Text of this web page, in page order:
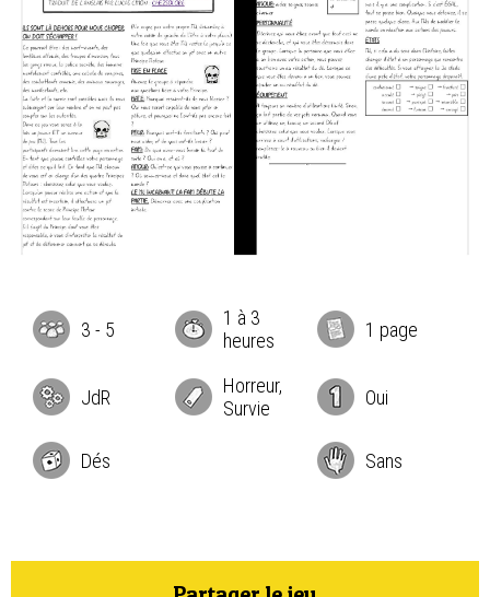
3 - 5
1 à 3
heures
1 page
JdR
Horreur,
Survie
Oui
Dés Sans